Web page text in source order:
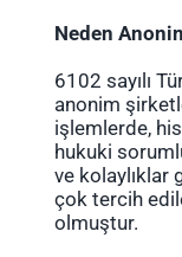
Neden
6102 sayılı
anonim
işlemlerde,
hukuki
ve kolaylıklar
çok tercih
olmuştur.